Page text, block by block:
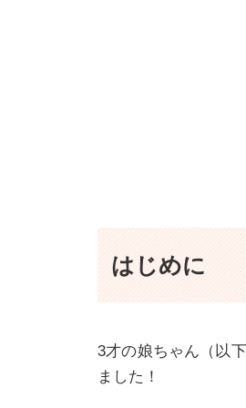
はじめに
3才の娘ちゃん（以
ました！